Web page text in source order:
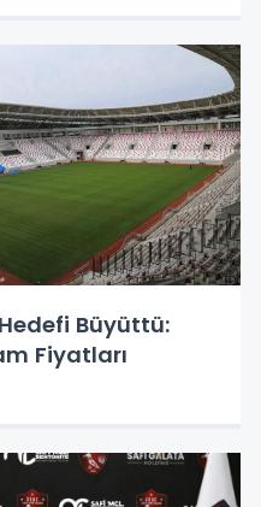
Büyüttü:
Fiyatları